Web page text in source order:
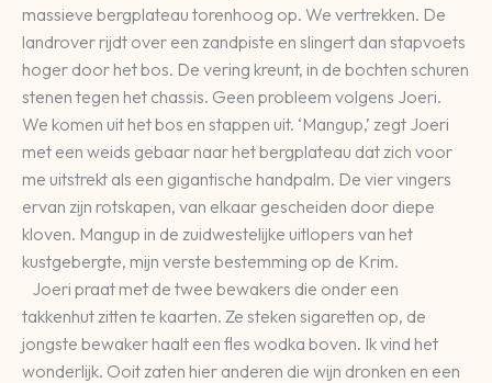
massieve bergplateau torenhoog op. We vertrekken. De
landrover rijdt over een zandpiste en slingert dan stapvoets
hoger door het bos. De vering kreunt, in de bochten schuren
stenen tegen het chassis. Geen probleem volgens Joeri.
We komen uit het bos en stappen uit. ‘Mangup,’ zegt Joeri
met een weids gebaar naar het bergplateau dat zich voor
me uitstrekt als een gigantische handpalm. De vier vingers
ervan zijn rotskapen, van elkaar gescheiden door diepe
kloven. Mangup in de zuidwestelijke uitlopers van het
kustgebergte, mijn verste bestemming op de Krim.
Joeri praat met de twee bewakers die onder een
takkenhut zitten te kaarten. Ze steken sigaretten op, de
jongste bewaker haalt een fles wodka boven. Ik vind het
wonderlijk. Ooit zaten hier anderen die wijn dronken en een